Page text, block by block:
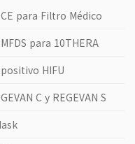
para Filtro Médico
para 10THERA
HIFU
C y REGEVAN S